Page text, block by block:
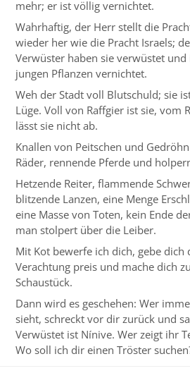
mehr; er ist völlig vernichtet.
Wahrhaftig, der Herr stellt die
wieder her wie die Pracht Israels;
Verwüster haben sie verwüstet und
jungen Pflanzen vernichtet.
Weh der Stadt voll Blutschuld; sie
Lüge. Voll von Raffgier ist sie, vom
lässt sie nicht ab.
Knallen von Peitschen und
Räder, rennende Pferde und
Hetzende Reiter, flammende
blitzende Lanzen, eine Menge
eine Masse von Toten, kein Ende
man stolpert über die Leiber.
Mit Kot bewerfe ich dich, gebe dich
Verachtung preis und mache dich
Schaustück.
Dann wird es geschehen: Wer
sieht, schreckt vor dir zurück und
Verwüstet ist Nínive. Wer zeigt ihr
Wo soll ich dir einen Tröster